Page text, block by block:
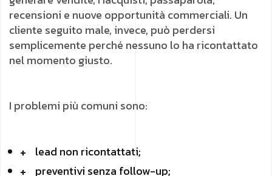
recensioni e nuove opportunità commerciali. Un
cliente seguito male, invece, può perdersi
semplicemente perché nessuno lo ha ricontattato
nel momento giusto.
I problemi più comuni sono:
lead non ricontattati;
preventivi senza follow-up;